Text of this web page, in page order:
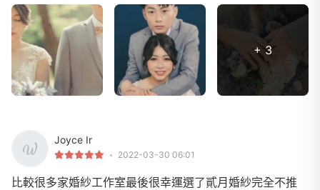
+ 3
Joyce Ir
2022-03-30 06:01
比較很多家婚紗工作室最後很幸運選了貳月婚紗完全不推